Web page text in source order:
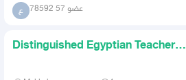
ع عضو 57 78592
Distinguished Egyptian Teacher